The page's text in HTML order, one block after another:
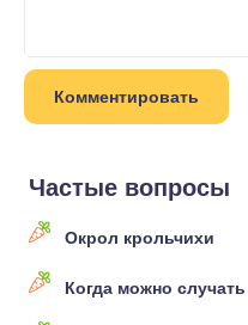
Частые вопросы
Окрол крольчихи
Когда можно